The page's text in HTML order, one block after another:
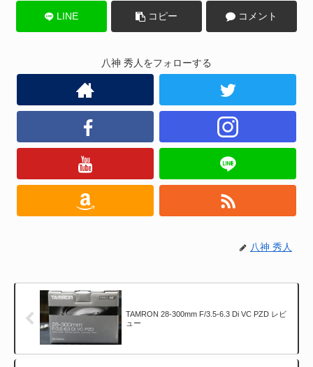
LINE コピー コメント
八神 秀人をフォローする
八神 秀人
TAMRON 28-300mm F/3.5-6.3 Di VC PZD レビ
ュー